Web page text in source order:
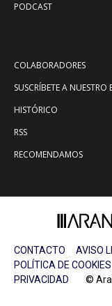
PODCAST
COLABORADORES
SUSCRÍBETE A NUESTRO
HISTÓRICO
RSS
RECOMENDAMOS
CONTACTO AVISO
POLÍTICA DE COOKIES
PRIVACIDAD ©